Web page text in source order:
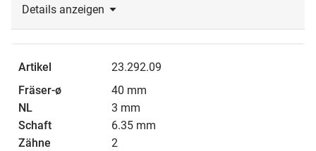
Details anzeigen
23.292.09
40 mm
3 mm
6.35 mm
2